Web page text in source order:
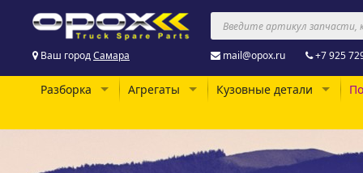
Ваш городСамара mail@opox.ru +7 925
Разборка Агрегаты Кузовные детали